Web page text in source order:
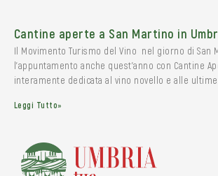
Cantine aperte a San Martino in
Il Movimento Turismo del Vino nel giorno di San
l’appuntamento anche quest’anno con Cantine
interamente dedicata al vino novello e alle ultime
Leggi Tutto»